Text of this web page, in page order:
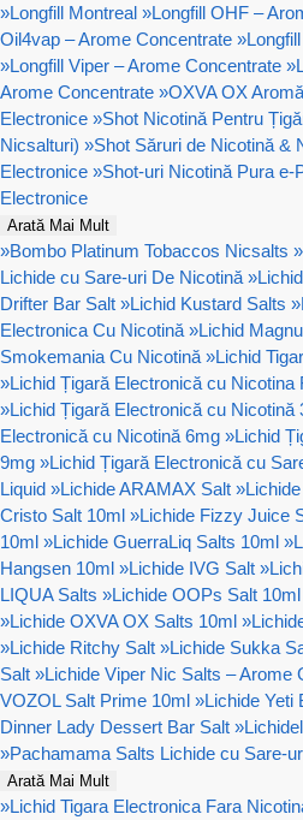
»Longfill Montreal »Longfill OHF –
Oil4vap – Arome Concentrate »
»Longfill Viper – Arome Concentrate »
Arome Concentrate »OXVA OX
Electronice »Shot Nicotină Pentru
Nicsalturi) »Shot Săruri de Nicotină &
Electronice »Shot-uri Nicotină Pura e-
Electronice
Arată Mai Mult
»Bombo Platinum Tobaccos Nicsalts »
Lichide cu Sare-uri De Nicotină »
Drifter Bar Salt »Lichid Kustard Salts »
Electronica Cu Nicotină »Lichid
Smokemania Cu Nicotină »Lichid
»Lichid Țigară Electronică cu
»Lichid Țigară Electronică cu Nicotină
Electronică cu Nicotină 6mg »Lichid
9mg »Lichid Țigară Electronică cu
Liquid »Lichide ARAMAX Salt »
Cristo Salt 10ml »Lichide Fizzy Juice
10ml »Lichide GuerraLiq Salts 10ml »
Hangsen 10ml »Lichide IVG Salt »
LIQUA Salts »Lichide OOPs Salt 10ml
»Lichide OXVA OX Salts 10ml »
»Lichide Ritchy Salt »Lichide Sukka
Salt »Lichide Viper Nic Salts – Arome
VOZOL Salt Prime 10ml »Lichide Yeti
Dinner Lady Dessert Bar Salt »
»Pachamama Salts Lichide cu Sare-
Arată Mai Mult
»Lichid Tigara Electronica Fara